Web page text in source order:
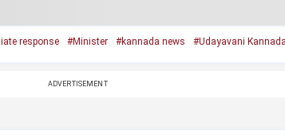
response #Minister #kannada news #Udayavani
ADVERTISEMENT